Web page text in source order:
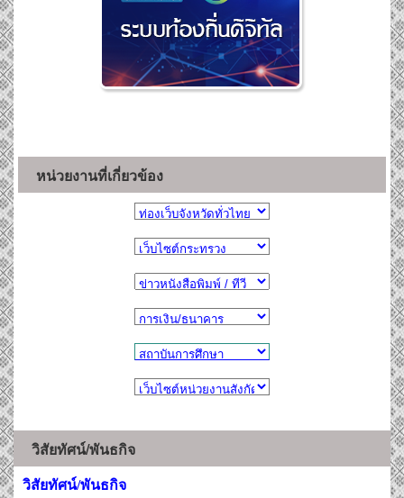
หน่วยงานที่เกี่ยวข้อง
วิสัยทัศน์/พันธกิจ
วิสัยทัศน์/พันธกิจ